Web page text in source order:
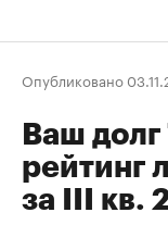
Опубликовано
Ваш
рейтинг
за III кв.